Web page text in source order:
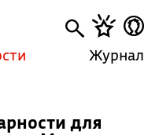
Журнал
для